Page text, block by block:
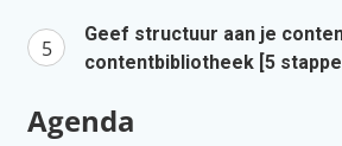
Geef structuur aan je
contentbibliotheek [5
Agenda